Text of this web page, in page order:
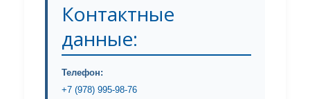
Контактные
данные:
Телефон:
+7 (978) 995-98-76